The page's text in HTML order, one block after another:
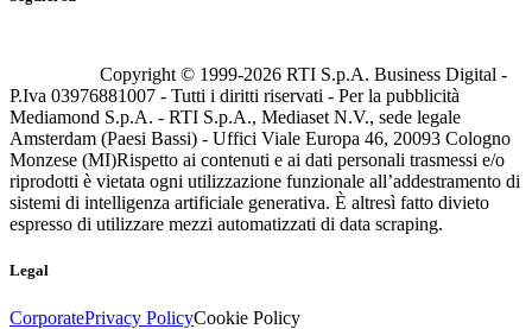
Copyright © 1999-2026 RTI S.p.A. Business Digital -
P.Iva 03976881007 - Tutti i diritti riservati - Per la pubblicità
Mediamond S.p.A. - RTI S.p.A., Mediaset N.V., sede legale
Amsterdam (Paesi Bassi) - Uffici Viale Europa 46, 20093 Cologno
Monzese (MI)Rispetto ai contenuti e ai dati personali trasmessi e/o
riprodotti è vietata ogni utilizzazione funzionale all’addestramento di
sistemi di intelligenza artificiale generativa. È altresì fatto divieto
espresso di utilizzare mezzi automatizzati di data scraping.
Legal
CorporatePrivacy PolicyCookie Policy